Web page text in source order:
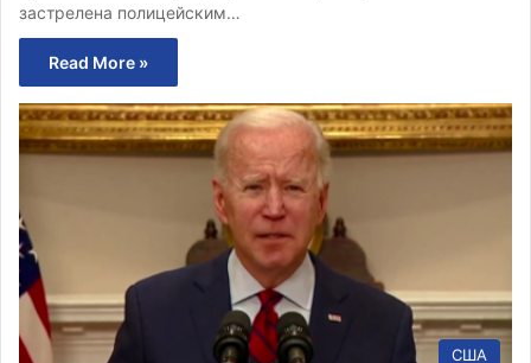
застрелена полицейским…
Read More »
США